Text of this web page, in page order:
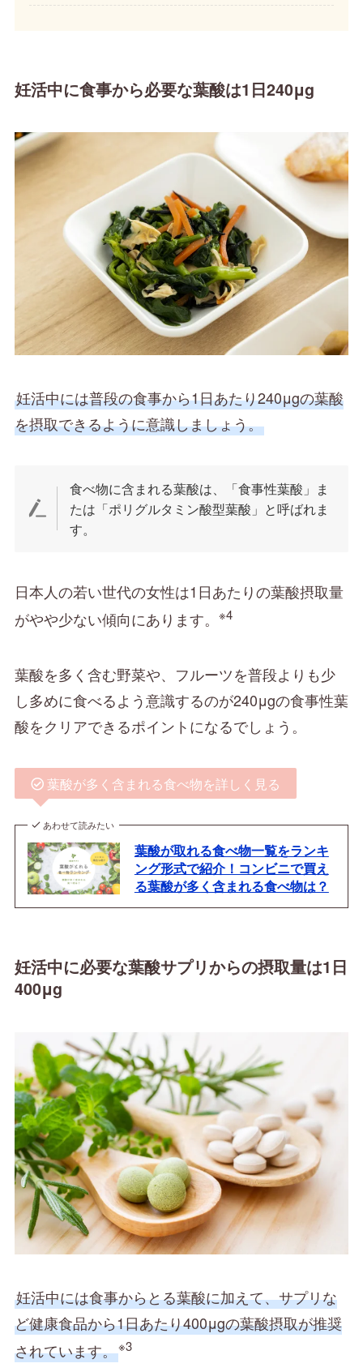
妊活中に食事から必要な葉酸は1日240μg
妊活中には普段の食事から1日あたり240μgの葉酸
を摂取できるように意識しましょう。
食べ物に含まれる葉酸は、「食事性葉酸」ま
たは「ポリグルタミン酸型葉酸」と呼ばれま
す。
日本人の若い世代の女性は1日あたりの葉酸摂取量
がやや少ない傾向にあります。 ※4
葉酸を多く含む野菜や、フルーツを普段よりも少
し多めに食べるよう意識するのが240μgの食事性葉
酸をクリアできるポイントになるでしょう。
葉酸が多く含まれる食べ物を詳しく見る
あわせて読みたい
葉酸が取れる食べ物一覧をランキ
ング形式で紹介！コンビニで買え
る葉酸が多く含まれる食べ物は？
妊活中に必要な葉酸サプリからの摂取量は1日
400μg
妊活中には食事からとる葉酸に加えて、サプリな
ど健康食品から1日あたり400μgの葉酸摂取が推奨
されています。※3